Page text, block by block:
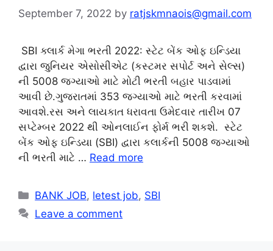
September 7, 2022 by ratjskmnaois@gmail.com
SBI ક્લાર્ક મેગા ભરતી 2022: સ્ટેટ બેંક ઓફ ઇન્ડિયા
દ્વારા જુનિયર એસોસીએટ (કસ્ટમર સપોર્ટ અને સેલ્સ)
ની 5008 જગ્યાઓ માટે મોટી ભરતી બહાર પાડવામાં
આવી છે.ગુજરાતમાં 353 જગ્યાઓ માટે ભરતી કરવામાં
આવશે.રસ અને લાયકાત ધરાવતા ઉમેદવાર તારીખ 07
સપ્ટેમ્બર 2022 થી ઓનલાઈન ફોર્મ ભરી શકશે. સ્ટેટ
બેંક ઓફ ઇન્ડિયા (SBI) દ્વારા કલાર્કની 5008 જગ્યાઓ
ની ભરતી માટે … Read more
Categories
BANK JOB, letest job, SBI
Leave a comment